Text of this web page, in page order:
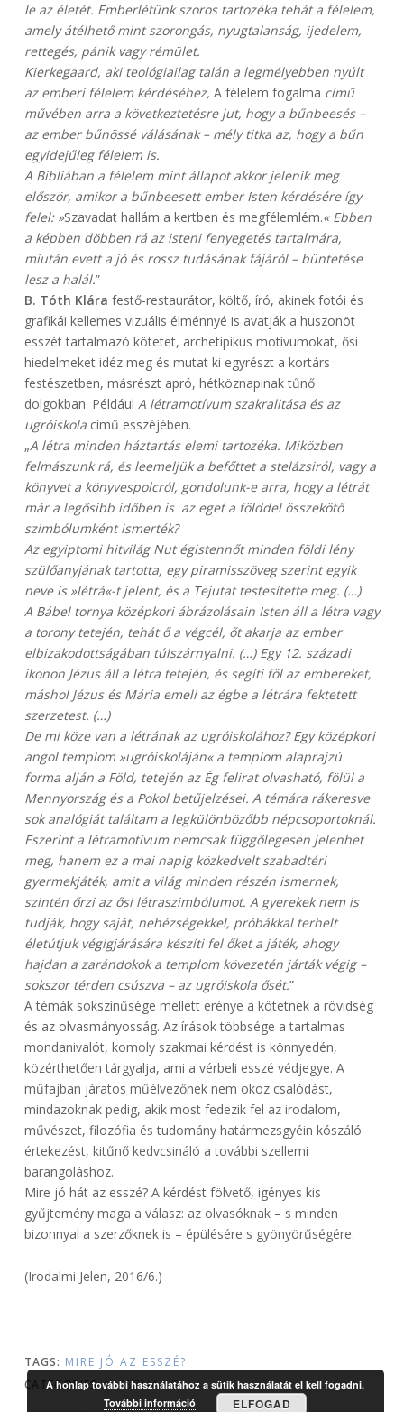
le az életét. Emberlétünk szoros tartozéka tehát a félelem,
amely átélhető mint szorongás, nyugtalanság, ijedelem,
rettegés, pánik vagy rémület.
Kierkegaard, aki teológiailag talán a legmélyebben nyúlt
az emberi félelem kérdéséhez, A félelem fogalma című
művében arra a következtetésre jut, hogy a bűnbeesés –
az ember bűnössé válásának – mély titka az, hogy a bűn
egyidejűleg félelem is.
A Bibliában a félelem mint állapot akkor jelenik meg
először, amikor a bűnbeesett ember Isten kérdésére így
felel: »Szavadat hallám a kertben és megfélemlém.« Ebben
a képben döbben rá az isteni fenyegetés tartalmára,
miután evett a jó és rossz tudásának fájáról – büntetése
lesz a halál.”
B. Tóth Klára festő-restaurátor, költő, író, akinek fotói és
grafikái kellemes vizuális élménnyé is avatják a huszonöt
esszét tartalmazó kötetet, archetipikus motívumokat, ősi
hiedelmeket idéz meg és mutat ki egyrészt a kortárs
festészetben, másrészt apró, hétköznapinak tűnő
dolgokban. Például A létramotívum szakralitása és az
ugróiskola című esszéjében.
„A létra minden háztartás elemi tartozéka. Miközben
felmászunk rá, és leemeljük a befőttet a stelázsiról, vagy a
könyvet a könyvespolcról, gondolunk-e arra, hogy a létrát
már a legősibb időben is az eget a földdel összekötő
szimbólumként ismerték?
Az egyiptomi hitvilág Nut égistennőt minden földi lény
szülőanyjának tartotta, egy piramisszöveg szerint egyik
neve is »létrá«-t jelent, és a Tejutat testesítette meg. (…)
A Bábel tornya középkori ábrázolásain Isten áll a létra vagy
a torony tetején, tehát ő a végcél, őt akarja az ember
elbizakodottságában túlszárnyalni. (…) Egy 12. századi
ikonon Jézus áll a létra tetején, és segíti föl az embereket,
máshol Jézus és Mária emeli az égbe a létrára fektetett
szerzetest. (…)
De mi köze van a létrának az ugróiskolához? Egy középkori
angol templom »ugróiskoláján« a templom alaprajzú
forma alján a Föld, tetején az Ég felirat olvasható, fölül a
Mennyország és a Pokol betűjelzései. A témára rákeresve
sok analógiát találtam a legkülönbözőbb népcsoportoknál.
Eszerint a létramotívum nemcsak függőlegesen jelenhet
meg, hanem ez a mai napig közkedvelt szabadtéri
gyermekjáték, amit a világ minden részén ismernek,
szintén őrzi az ősi létraszimbólumot. A gyerekek nem is
tudják, hogy saját, nehézségekkel, próbákkal terhelt
életútjuk végigjárására készíti fel őket a játék, ahogy
hajdan a zarándokok a templom kövezetén járták végig –
sokszor térden csúszva – az ugróiskola ősét.”
A témák sokszínűsége mellett erénye a kötetnek a rövidség
és az olvasmányosság. Az írások többsége a tartalmas
mondanivalót, komoly szakmai kérdést is könnyedén,
közérthetően tárgyalja, ami a vérbeli esszé védjegye. A
műfajban járatos műélvezőnek nem okoz csalódást,
mindazoknak pedig, akik most fedezik fel az irodalom,
művészet, filozófia és tudomány határmezsgyéin kószáló
értekezést, kitűnő kedvcsináló a további szellemi
barangoláshoz.
Mire jó hát az esszé? A kérdést fölvető, igényes kis
gyűjtemény maga a válasz: az olvasóknak – s minden
bizonnyal a szerzőknek is – épülésére s gyönyörűségére.
(Irodalmi Jelen, 2016/6.)
TAGS: MIRE JÓ AZ ESSZÉ?
CATEGORIES: VISSZHANG
A honlap további használatához a sütik használatát el kell fogadni.
További információ
ELFOGAD